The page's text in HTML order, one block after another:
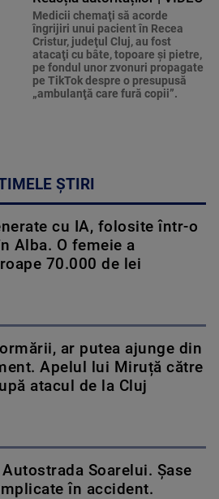
Medicii chemaţi să acorde
îngrijiri unui pacient în Recea
Cristur, judeţul Cluj, au fost
atacaţi cu bâte, topoare şi pietre,
pe fondul unor zvonuri propagate
pe TikTok despre o presupusă
„ambulanţă care fură copii”.
ȘTIRI
cu IA, folosite într-o
Alba. O femeie a
70.000 de lei
ar putea ajunge din
Apelul lui Miruță către
atacul de la Cluj
Soarelui. Șase
în accident.